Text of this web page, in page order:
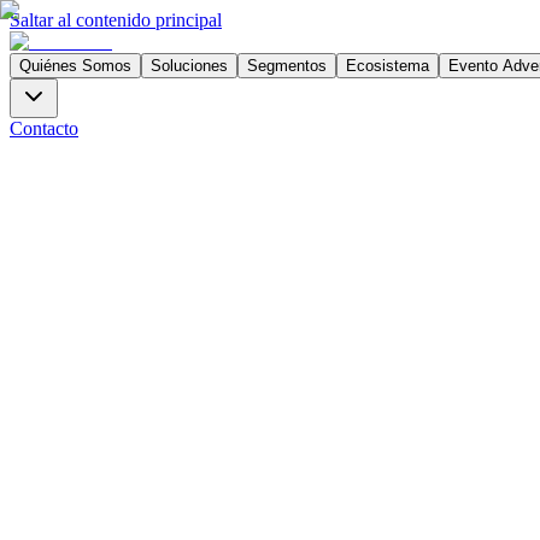
Saltar al contenido principal
Quiénes Somos Soluciones Segmentos Ecosistema Evento
Contacto